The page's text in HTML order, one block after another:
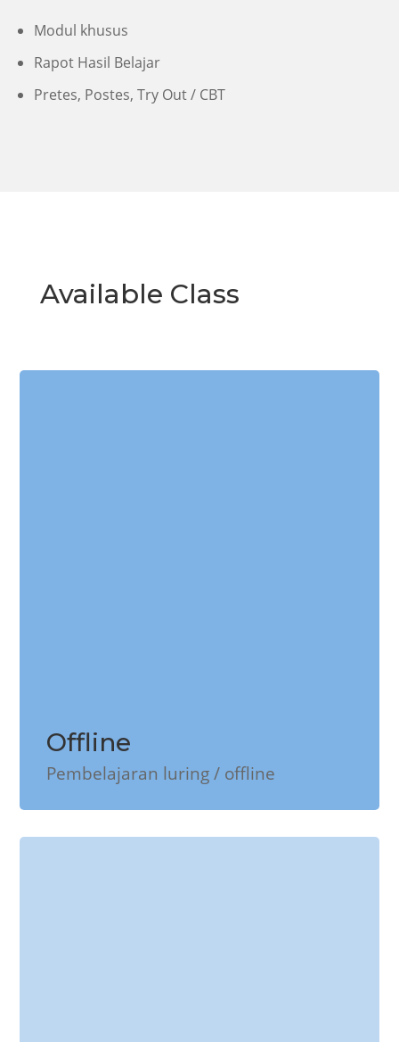
Modul khusus
Rapot Hasil Belajar
Pretes, Postes, Try Out / CBT
Available Class
Offline
Pembelajaran luring / offline